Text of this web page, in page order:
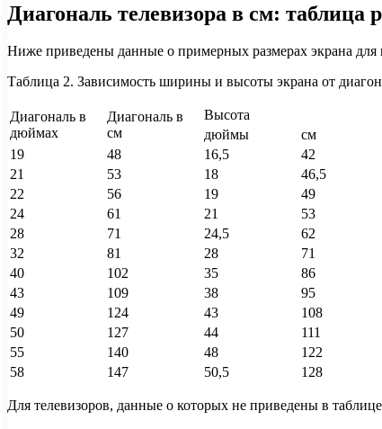
Диагональ телевизора в см: таблица
Ниже приведены данные о примерных размерах экрана
Таблица 2. Зависимость ширины и высоты экрана от
Диагональ в
дюймах
Диагональ в
см
Высота
дюймы
см
19
48 16,5 42
21
53 18 46,5
22
56 19 49
24
61 21 53
28
71 24,5 62
32
81 28 71
40
102 35 86
43
109 38 95
49
124 43 108
50
127 44 111
55
140 48 122
58
147 50,5 128
Для телевизоров, данные о которых не приведены в